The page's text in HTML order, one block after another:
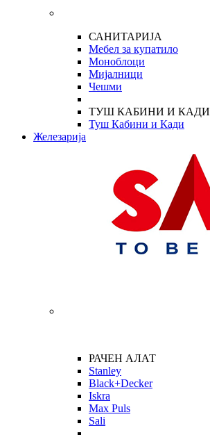
САНИТАРИЈА
Мебел за купатило
Моноблоци
Мијалници
Чешми
ТУШ КАБИНИ И КАДИ
Туш Кабини и Кади
Железарија
РАЧЕН АЛАТ
Stanley
Black+Decker
Iskra
Max Puls
Sali